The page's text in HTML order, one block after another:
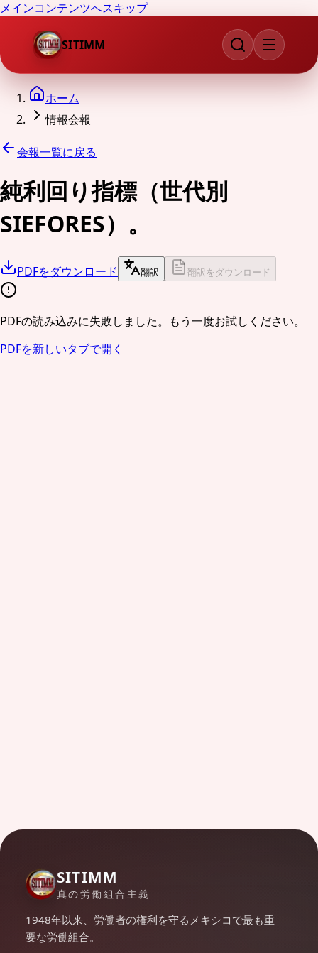
メインコンテンツへスキップ
SITIMM
ホーム
情報会報
会報一覧に戻る
純利回り指標（世代別
SIEFORES）。
PDFをダウンロード 翻訳 翻訳をダウンロード
PDFの読み込みに失敗しました。もう一度お試しください。
PDFを新しいタブで開く
SITIMM
真の労働組合主義
1948年以来、労働者の権利を守るメキシコで最も重
要な労働組合。